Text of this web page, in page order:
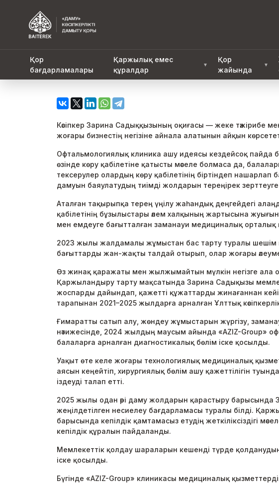
Қор
бағдарламалары
Қаржылық емес
құралдар
▼
Қор
жайында
▼
Кәсіпкер Зарина Садыққызының оқиғасы — жеке тәжірибе
жоғары бизнестің негізіне айнала алатынын айқын
Офтальмологиялық клиника ашу идеясы кездейсоқ
өзінде көру қабілетіне қатысты мәселе болмаса да,
тексерулер олардың көру қабілетінің біртіндеп
дамуын баяулатудың тиімді жолдарын тереңірек
Аталған тақырыпқа терең үңілу жаһандық деңгейдегі
қабілетінің бұзылыстары әлем халқының жартысына
мен емдеуге бағытталған заманауи медициналық орталық
2023 жылы жалдамалы жұмыстан бас тарту туралы шешім
бағыттарды жан-жақты талдай отырып, олар жоғары
Өз жинақ қаражаты мен жылжымайтын мүлкін негізге
Қаржыландыру тарту мақсатында Зарина Садықызы
жоспарды дайындап, қажетті құжаттарды жинағаннан
тарапынан 2021–2025 жылдарға арналған Ұлттық
Ғимаратты сатып алу, жөндеу жұмыстарын жүргізу,
нәтижесінде, 2024 жылдың маусым айында «AZIZ-Group»
балаларға арналған диагностикалық бөлім іске қосылды.
Уақыт өте келе жоғары технологиялық медициналық
аясын кеңейтіп, хирургиялық бөлім ашу қажеттілігін
іздеуді талап етті.
2025 жылы одан әрі даму жолдарын қарастыру
жеңілдетілген несиелеу бағдарламасы туралы білді.
барысында кепілдік қамтамасыз етудің жеткіліксіздігі
кепілдік құралын пайдаланды.
Мемлекеттік қолдау шараларын кешенді түрде қолданудың
іске қосылды.
Бүгінде «AZIZ-Group» клиникасы медициналық